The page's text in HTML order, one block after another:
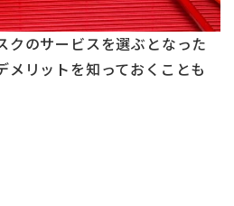
クのサービスを選ぶとなった
メリットを知っておくことも